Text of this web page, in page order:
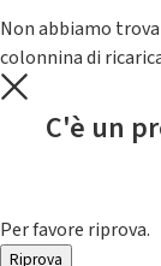
Non abbiamo
colonnina di
C'è un
Per favore riprova.
Riprova